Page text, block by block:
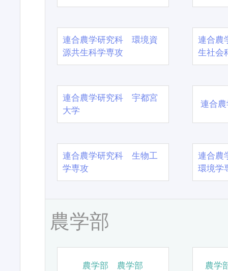
連合農学研究科 環境資
源共生科学専攻
連合農
生社会
連合農学研究科 宇都宮
大学
連合
連合農学研究科 生物工
学専攻
連合農
環境学
農学部
農学部 農学部 農学